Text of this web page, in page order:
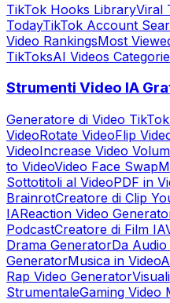
TikTok Hooks LibraryViral
TodayTikTok Account
Video RankingsMost
TikToksAI Videos
Strumenti Video IA
Generatore di Video
VideoRotate VideoFlip
VideoIncrease Video
to VideoVideo Face Swap
Sottotitoli al VideoPDF in
BrainrotCreatore di Clip
IAReaction Video
PodcastCreatore di Film IA
Drama GeneratorDa Audio
GeneratorMusica in Video
Rap Video Generator
StrumentaleGaming Video